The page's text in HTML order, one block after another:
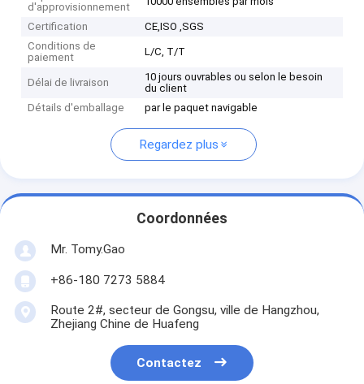
d'approvisionnement
Certification
CE,ISO ,SGS
Conditions de
paiement
L/C, T/T
Délai de livraison
10 jours ouvrables ou selon le besoin
du client
Détails d'emballage
par le paquet navigable
Regardez plus
Coordonnées
Mr. Tomy.Gao
+86-180 7273 5884
Route 2#, secteur de Gongsu, ville de Hangzhou,
Zhejiang Chine de Huafeng
Contactez